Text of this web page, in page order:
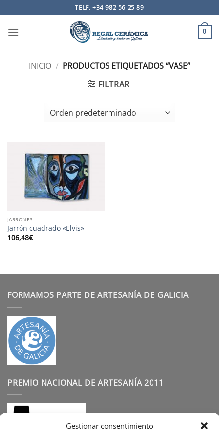
Gestionar consentimiento
al
contenido
TELF. +34 982 56 25 89
0
INICIO / PRODUCTOS ETIQUETADOS “VASE”
FILTRAR
JARRONES
Jarrón cuadrado «Elvis»
106,48€
FORMAMOS PARTE DE ARTESANÍA DE GALICIA
PREMIO NACIONAL DE ARTESANÍA 2011